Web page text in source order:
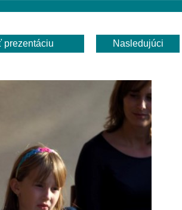
prezentáciu Nasledujúci